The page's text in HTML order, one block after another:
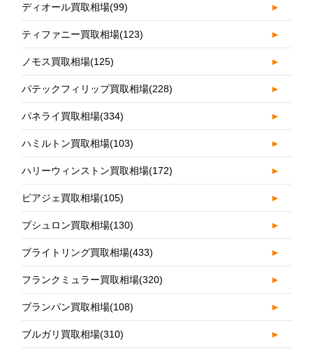
ディオール買取相場(99) ►
ティファニー買取相場(123) ►
ノモス買取相場(125) ►
パテックフィリップ買取相場(228) ►
パネライ買取相場(334) ►
ハミルトン買取相場(103) ►
ハリーウィンストン買取相場(172) ►
ピアジェ買取相場(105) ►
ブシュロン買取相場(130) ►
ブライトリング買取相場(433) ►
フランクミュラー買取相場(320) ►
ブランパン買取相場(108) ►
ブルガリ買取相場(310) ►